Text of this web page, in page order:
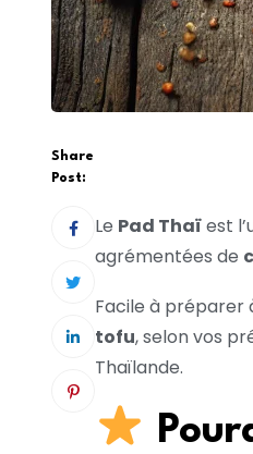
Share
Post:
Le Pad Thaïest
agrémentées de
Facile à préparer
tofu, selon vos
Thaïlande.